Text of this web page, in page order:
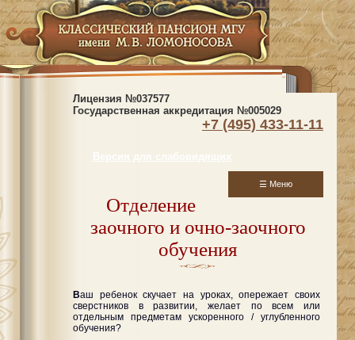
Лицензия №037577
Государственная аккредитация №005029
+7 (495) 433-11-11
Версия для слабовидящих
☰ Меню
Отделение
заочного и очно-заочного
обучения
Bаш ребенок скучает на уроках, опережает своих
сверстников в развитии, желает по всем или
отдельным предметам ускоренного / углубленного
обучения?